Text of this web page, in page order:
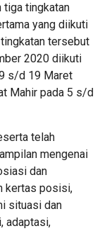
tiga tingkatan
yang diikuti
tersebut
2020 diikuti
s/d 19 Maret
Mahir pada 5 s/d
telah
mengenai
dan
kertas posisi,
situasi dan
adaptasi,